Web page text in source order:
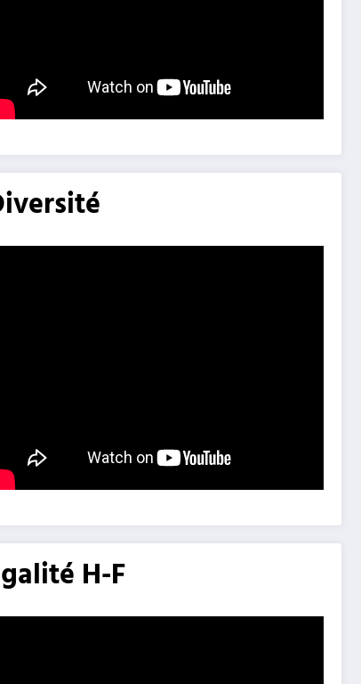
H-F